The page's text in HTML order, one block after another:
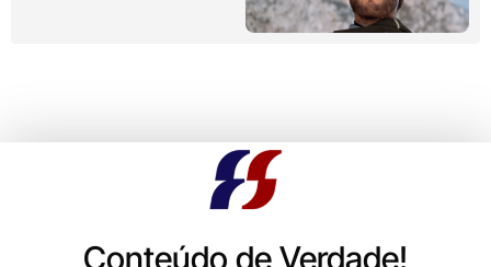
Conteúdo de Verdade!